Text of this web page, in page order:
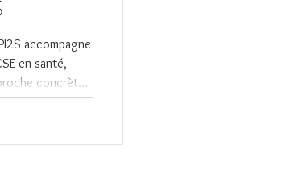
accompagne
en santé,
concrète